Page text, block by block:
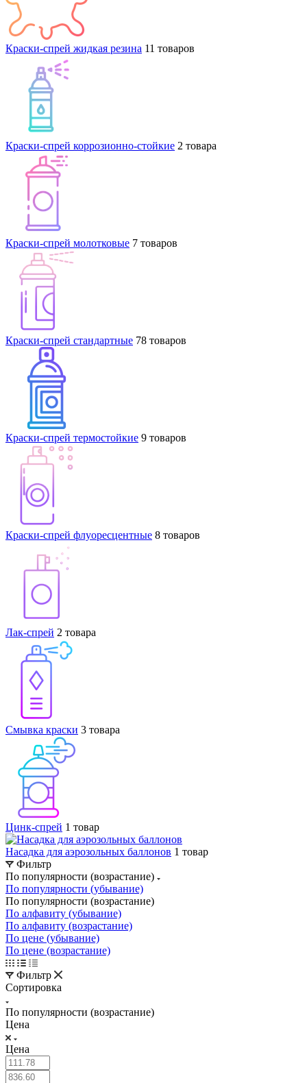
Краски-спрей жидкая резина 11 товаров
Краски-спрей коррозионно-стойкие 2 товара
Краски-спрей молотковые 7 товаров
Краски-спрей стандартные 78 товаров
Краски-спрей термостойкие 9 товаров
Краски-спрей флуоресцентные 8 товаров
Лак-спрей 2 товара
Смывка краски 3 товара
Цинк-спрей 1 товар
Насадка для аэрозольных баллонов 1 товар
Фильтр
По популярности (возрастание)
По популярности (убывание)
По популярности (возрастание)
По алфавиту (убывание)
По алфавиту (возрастание)
По цене (убывание)
По цене (возрастание)
Фильтр
Сортировка
По популярности (возрастание)
Цена
Цена